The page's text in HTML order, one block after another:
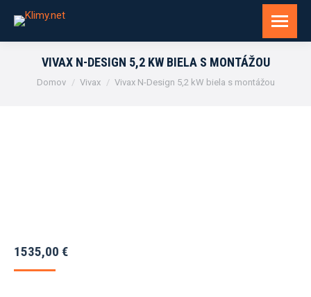
VIVAX N-DESIGN 5,2 KW BIELA S MONTÁŽOU
You are here:
Domov Vivax Vivax N-Design 5,2 kW biela s montážou
1535,00 €